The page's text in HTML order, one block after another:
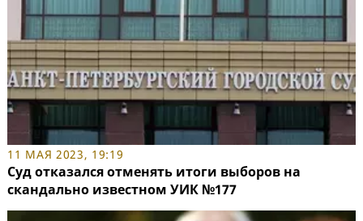
11 МАЯ 2023, 19:19
Суд отказался отменять итоги выборов на
скандально известном УИК №177